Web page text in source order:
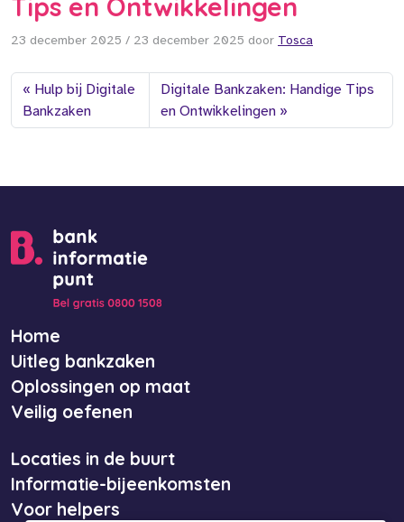
23 december 2025 / 23 december 2025 door Tosca
Hulp bij Digitale
Bankzaken
Digitale Bankzaken: Handige Tips
en Ontwikkelingen
Home
Uitleg bankzaken
Oplossingen op maat
Veilig oefenen
Locaties in de buurt
Informatie-bijeenkomsten
Voor helpers